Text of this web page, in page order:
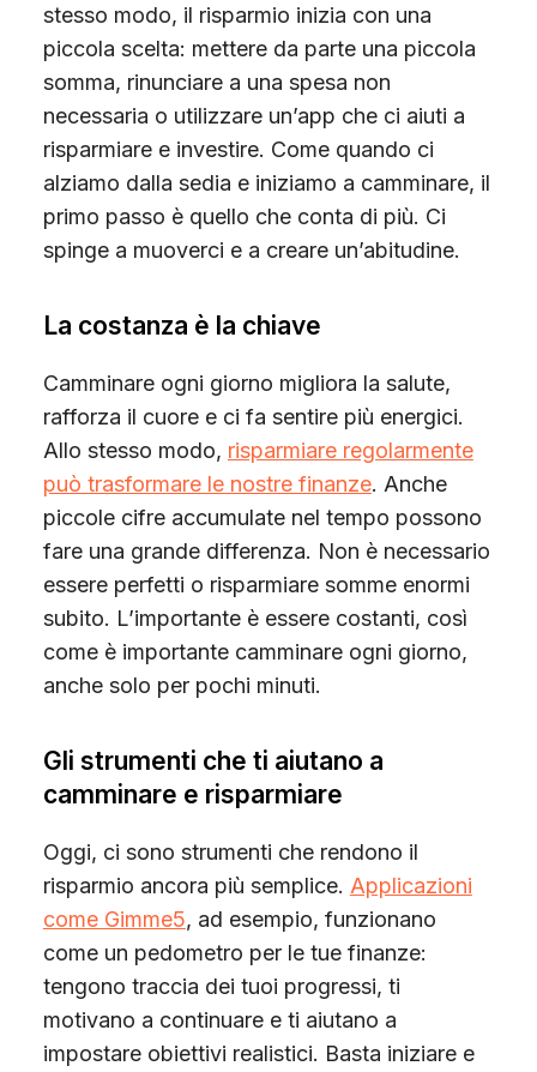
stesso modo, il risparmio inizia con una
piccola scelta: mettere da parte una piccola
somma, rinunciare a una spesa non
necessaria o utilizzare un’app che ci aiuti a
risparmiare e investire. Come quando ci
alziamo dalla sedia e iniziamo a camminare, il
primo passo è quello che conta di più. Ci
spinge a muoverci e a creare un’abitudine.
La costanza è la chiave
Camminare ogni giorno migliora la salute,
rafforza il cuore e ci fa sentire più energici.
Allo stesso modo, risparmiare regolarmente
può trasformare le nostre finanze. Anche
piccole cifre accumulate nel tempo possono
fare una grande differenza. Non è necessario
essere perfetti o risparmiare somme enormi
subito. L’importante è essere costanti, così
come è importante camminare ogni giorno,
anche solo per pochi minuti.
Gli strumenti che ti aiutano a
camminare e risparmiare
Oggi, ci sono strumenti che rendono il
risparmio ancora più semplice. Applicazioni
come Gimme5, ad esempio, funzionano
come un pedometro per le tue finanze:
tengono traccia dei tuoi progressi, ti
motivano a continuare e ti aiutano a
impostare obiettivi realistici. Basta iniziare e